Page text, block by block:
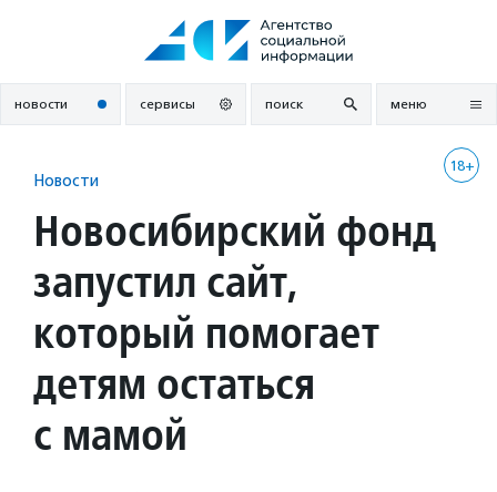
новости сервисы поиск меню
18+
Новости
Новосибирский фонд
запустил сайт,
который помогает
детям остаться
с мамой